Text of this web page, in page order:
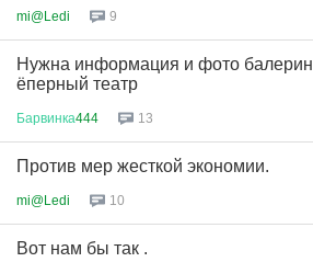
mi@Ledi 9
Нужна информация и фото балерин
ёперный театр
Барвинка444 13
Против мер жесткой экономии.
mi@Ledi 10
Вот нам бы так .